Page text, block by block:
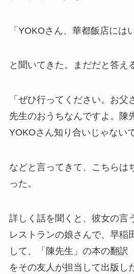
「YOKOさん、華都飯店には
と聞いてきた。まだだと答え
「ぜひ行ってください。お父
先生のおうちなんですよ。陳
YOKOさん知り合いじゃない
などと言ってきて、こちらは
った。
詳しく話を聞くと、彼女の言
レストランの娘さんで、早稲
して、「陳先生」の本の翻訳
をその友人が担当して出版し